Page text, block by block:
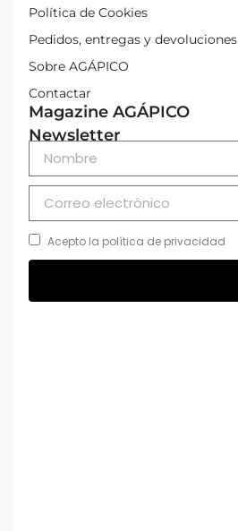
Política de Cookies
Pedidos, entregas y devoluciones
Sobre AGÁPICO
Contactar
Magazine AGÁPICO
Newsletter
Acepto la política de privacidad